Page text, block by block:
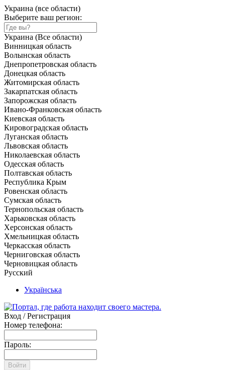
Украина (все области)
Выберите ваш регион:
Украина (Все области)
Винницкая область
Волынская область
Днепропетровская область
Донецкая область
Житомирская область
Закарпатская область
Запорожская область
Ивано-Франковская область
Киевская область
Кировоградская область
Луганская область
Львовская область
Николаевская область
Одесская область
Полтавская область
Республика Крым
Ровенская область
Сумская область
Тернопольская область
Харьковская область
Херсонская область
Хмельницкая область
Черкасская область
Черниговская область
Черновицкая область
Русский
Українська
Вход / Регистрация
Номер телефона:
Пароль:
Войти